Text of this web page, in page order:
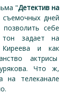
"Детектив на
дней
себе
тон задает на
и как
актрисы
Что ж,
на телеканале